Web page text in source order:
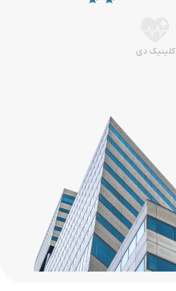
کلینیک دی